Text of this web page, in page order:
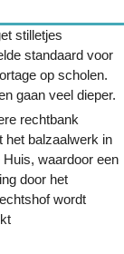
stilletjes
standaard voor
op scholen.
gaan veel dieper.
rechtbank
het balzaalwerk in
Huis, waardoor een
door het
wordt